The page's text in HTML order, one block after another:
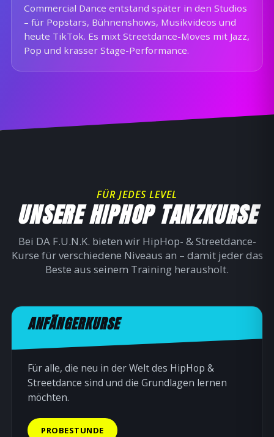
Commercial Dance entstand später in den Studios
– für Popstars, Bühnenshows, Musikvideos und
heute TikTok. Es mixt Streetdance-Moves mit Jazz,
Pop und krasser Stage-Performance.
FÜR JEDES LEVEL
UNSERE HIPHOP TANZKURSE
Bei DA F.U.N.K. bieten wir HipHop- & Streetdance-
Kurse für verschiedene Niveaus an – damit jeder das
Beste aus seinem Training herausholt.
ANFÄNGERKURSE
Für alle, die neu in der Welt des HipHop &
Streetdance sind und die Grundlagen lernen
möchten.
PROBESTUNDE